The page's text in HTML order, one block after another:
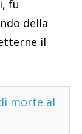
fu
della
il
morte al